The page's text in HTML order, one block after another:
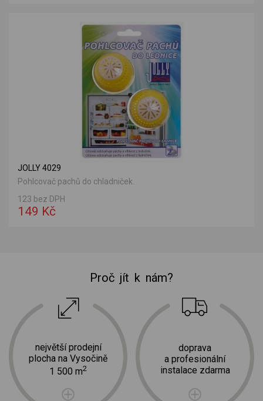
JOLLY 4029
Pohlcovač pachů do chladniček.
123 bez DPH
149 Kč
Proč jít k nám?
největší prodejní
plocha na Vysočině
1 500 m2
doprava
a profesionální
instalace zdarma